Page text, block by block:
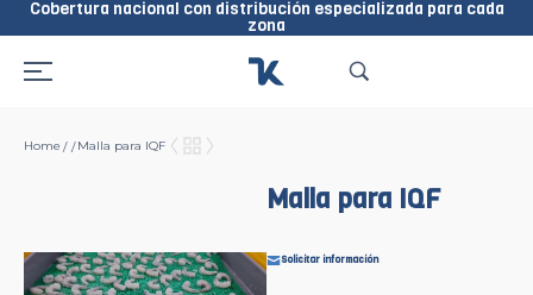
Cobertura nacional con distribución especializada para cada
zona
Home / / Malla para IQF
Malla para IQF
Solicitar información